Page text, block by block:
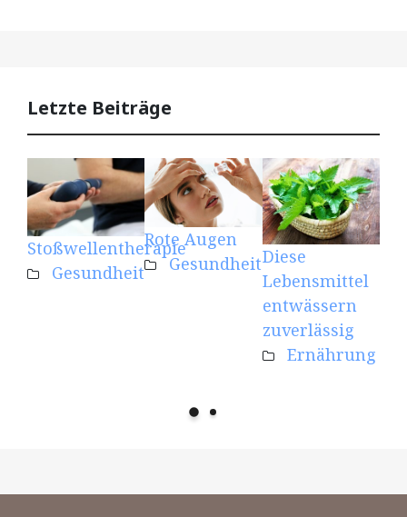
Letzte Beiträge
Stoßwellentherapie
Gesundheit
Rote Augen
GesundheitDiese
Lebensmittel
entwässern
zuverlässig
Ernährung